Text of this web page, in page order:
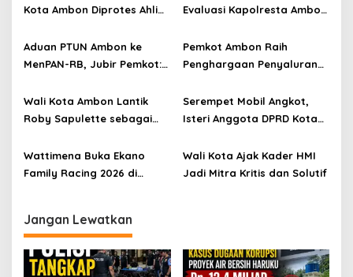
Kota Ambon Diprotes Ahli
Barbara Alfons: Itu Palsu?
Evaluasi Kapolresta Ambon
Heluth, Said Sotta: Bila
Perlu Copot Kasatreskrim
Aduan PTUN Ambon ke
MenPAN-RB, Jubir Pemkot:
dan Berdasarkan Fakta
Pemkot Ambon Raih
Penghargaan Penyaluran
Maluku
Wali Kota Ambon Lantik
Roby Sapulette sebagai
Serempet Mobil Angkot,
Isteri Anggota DPRD Kota
Orang
Wattimena Buka Ekano
Family Racing 2026 di
Wali Kota Ajak Kader HMI
Jadi Mitra Kritis dan Solutif
Jangan Lewatkan